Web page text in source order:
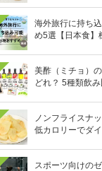
海外旅行に持ち
め5選【日本食】
美酢（ミチョ）
どれ？ 5種類飲
ノンフライスナ
低カロリーでダ
スポーツ向けの